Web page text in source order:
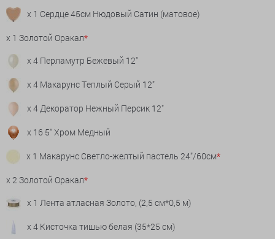
x 1 Сердце 45см Нюдовый Сатин (матовое)
x 1 Золотой Оракал*
x 4 Перламутр Бежевый 12"
x 4 Макарунс Теплый Серый 12"
x 4 Декоратор Нежный Персик 12"
x 16 5" Хром Медный
x 1 Макарунс Светло-желтый пастель 24"/60см*
x 2 Золотой Оракал*
x 1 Лента атласная Золото, (2,5 см*0,5 м)
x 4 Кисточка тишью белая (35*25 см)